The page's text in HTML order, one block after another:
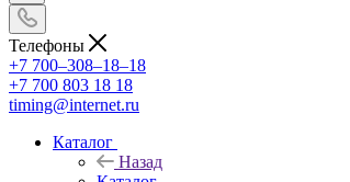
Телефоны
+7 700‒308‒18‒18
+7 700 803 18 18
timing@internet.ru
Каталог
Назад